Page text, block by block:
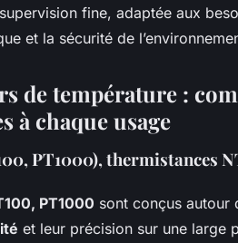
fine, adaptée aux
et la sécurité de
de température :
à chaque usage
PT1000), thermistances
PT1000 sont conçus autour
et leur précision sur une large